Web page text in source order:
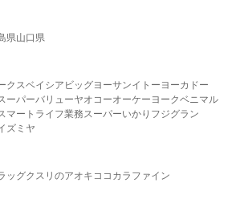
県山口県
クスベイシア ビッグヨーサンイトーヨーカドー
ーパーバリューヤオコーオーケー ヨークベニマル
マート ライフ業務スーパーいかり フジグラン
ズミヤ
ッグクスリのアオキ ココカラファイン